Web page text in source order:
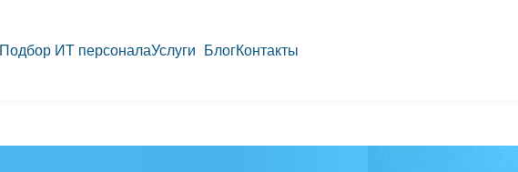
Подбор ИТ персоналаУслуги БлогКонтакты